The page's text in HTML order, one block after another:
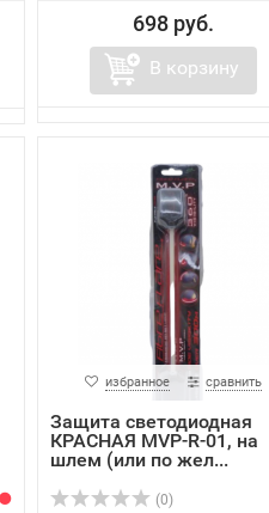
698 руб.
В корзину
избранное сравнить
Защита светодиодная
КРАСНАЯ MVP-R-01, на
шлем (или по жел...
(0)